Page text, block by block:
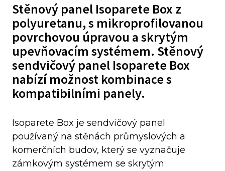
Stěnový panel Isoparete Box z
polyuretanu, s mikroprofilovanou
povrchovou úpravou a skrytým
upevňovacím systémem. Stěnový
sendvičový panel Isoparete Box
nabízí možnost kombinace s
kompatibilními panely.
Isoparete Box je sendvičový panel
používaný na stěnách průmyslových a
komerčních budov, který se vyznačuje
zámkovým systémem se skrytým